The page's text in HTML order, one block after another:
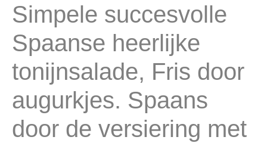
Simpele succesvolle
Spaanse heerlijke
tonijnsalade, Fris door
augurkjes. Spaans
door de versiering met